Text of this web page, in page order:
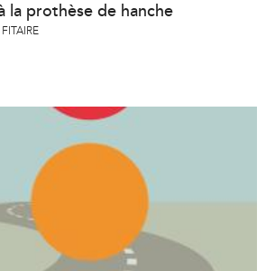
la prothèse de hanche